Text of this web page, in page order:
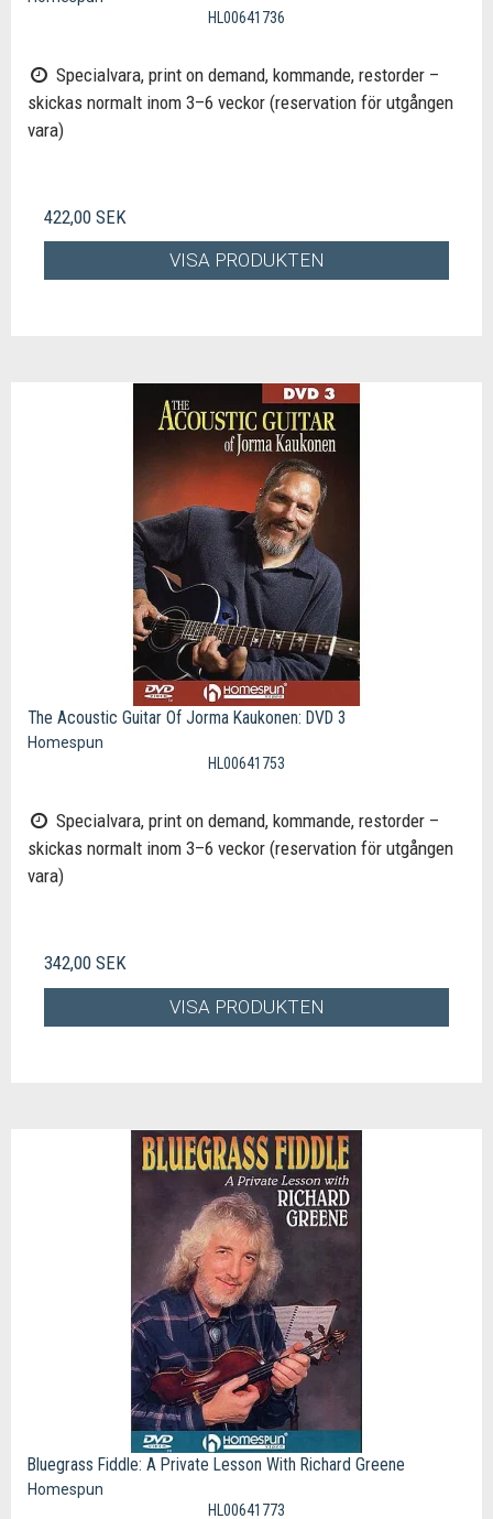
HL00641736
Specialvara, print on demand, kommande, restorder –
skickas normalt inom 3–6 veckor (reservation för utgången
vara)
422,00 SEK
VISA PRODUKTEN
The Acoustic Guitar Of Jorma Kaukonen: DVD 3
Homespun
HL00641753
Specialvara, print on demand, kommande, restorder –
skickas normalt inom 3–6 veckor (reservation för utgången
vara)
342,00 SEK
VISA PRODUKTEN
Bluegrass Fiddle: A Private Lesson With Richard Greene
Homespun
HL00641773